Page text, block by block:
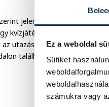
Ez a weboldal
Sütiket
számukra vagy
jelentkezni az Európai
kvízjátékban. A szerencsés
utazási igazolványukat, és
található:https://